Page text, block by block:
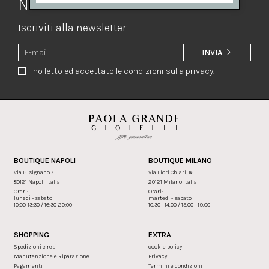
Newsletter
Iscriviti alla newsletter
ho letto ed accettato le condizioni sulla privacy.
INVIA
BOUTIQUE NAPOLI
Via Bisignano 7
80121 Napoli Italia
Orari:
lunedì - sabato
10:00-13:30 / 16:30-20:00
BOUTIQUE MILANO
Via Fiori Chiari, 16
20121 Milano Italia
Orari:
martedi - sabato
10.30 - 14.00 / 15.00 - 19.00
SHOPPING
Spedizioni e resi
Manutenzione e Riparazione
Pagamenti
EXTRA
cookie policy
Privacy
Termini e condizioni